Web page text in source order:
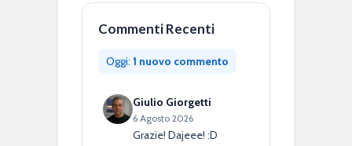
Commenti Recenti
Oggi: 1 nuovo commento
Giulio Giorgetti
6 Agosto 2026
Grazie! Dajeee! :D